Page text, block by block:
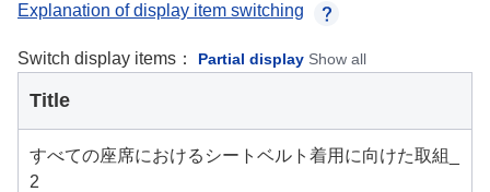
Explanation of display item switching
Switch display items： Partial display Show all
Title
すべての座席におけるシートベルト着用に向けた取組_
2